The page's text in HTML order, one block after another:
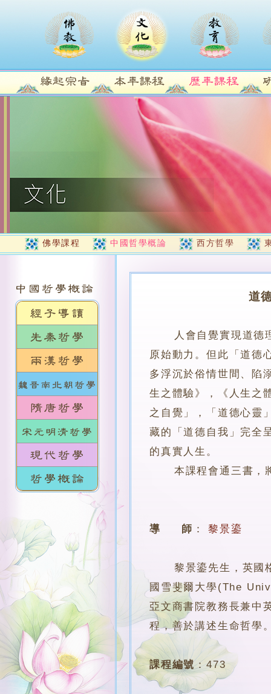
佛學課程 中國哲學概論 西方哲學
道
人會自覺實現道德
原始動力。但此「道德
多浮沉於俗情世間、陷
生之體驗》，《人生之
之自覺」，「道德心靈
藏的「道德自我」完全
的真實人生。
本課程會通三書，將
導 師 ： 黎景鎏
黎景鎏先生，英國格
國雪斐爾大學(The
亞文商書院教務長兼中
程，善於講述生命哲學
課程編號：473